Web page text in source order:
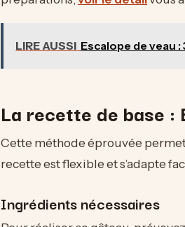
LIRE AUSSI Escalope de veau
La recette de base :
Cette méthode éprouvée
recette est flexible et s’adapte
Ingrédients nécessaires